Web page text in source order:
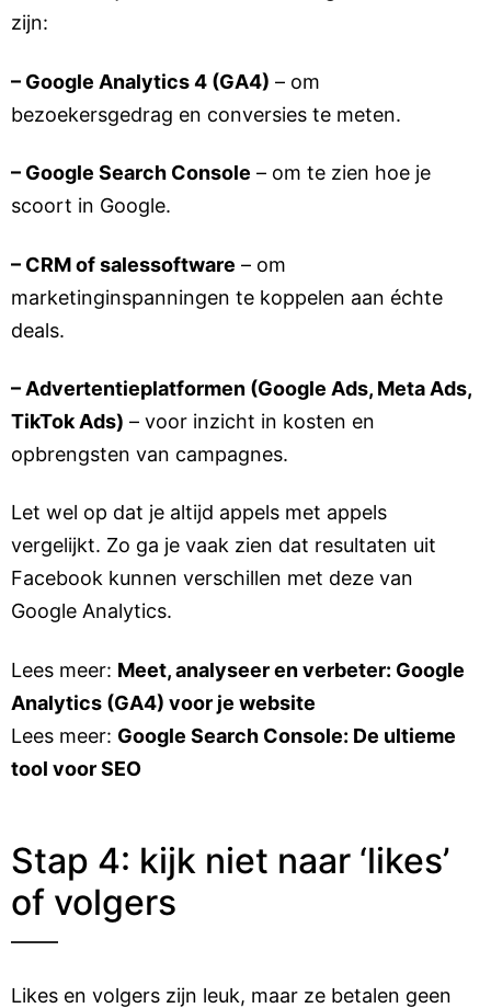
zijn:
– Google Analytics 4 (GA4) – om
bezoekersgedrag en conversies te meten.
– Google Search Console – om te zien hoe je
scoort in Google.
– CRM of salessoftware – om
marketinginspanningen te koppelen aan échte
deals.
– Advertentieplatformen (Google Ads, Meta Ads,
TikTok Ads) – voor inzicht in kosten en
opbrengsten van campagnes.
Let wel op dat je altijd appels met appels
vergelijkt. Zo ga je vaak zien dat resultaten uit
Facebook kunnen verschillen met deze van
Google Analytics.
Lees meer: Meet, analyseer en verbeter: Google
Analytics (GA4) voor je website
Lees meer: Google Search Console: De ultieme
tool voor SEO
Stap 4: kijk niet naar ‘likes’
of volgers
Likes en volgers zijn leuk, maar ze betalen geen